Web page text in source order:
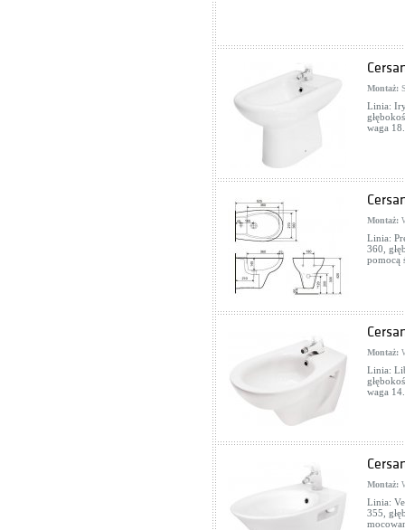
Montaż:
Linia:
waga
Montaż:
Linia:
360,
pomocą
Montaż:
Linia:
waga
Montaż:
Linia:
355,